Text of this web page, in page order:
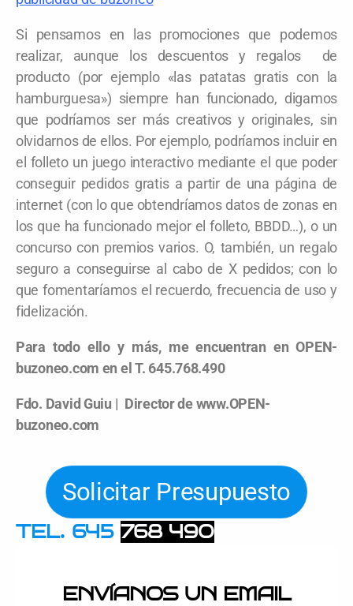
Si pensamos en las promociones que podemos
realizar, aunque los descuentos y regalos de
producto (por ejemplo «las patatas gratis con la
hamburguesa») siempre han funcionado, digamos
que podríamos ser más creativos y originales, sin
olvidarnos de ellos. Por ejemplo, podríamos incluir en
el folleto un juego interactivo mediante el que poder
conseguir pedidos gratis a partir de una página de
internet (con lo que obtendríamos datos de zonas en
los que ha funcionado mejor el folleto, BBDD…), o un
concurso con premios varios. O, también, un regalo
seguro a conseguirse al cabo de X pedidos; con lo
que fomentaríamos el recuerdo, frecuencia de uso y
fidelización.
Para todo ello y más, me encuentran en OPEN-
buzoneo.com en el T. 645.768.490
Fdo. David Guiu | Director de www.OPEN-
buzoneo.com
Solicitar Presupuesto
TEL. 645 768 490
ENVÍANOS UN EMAIL